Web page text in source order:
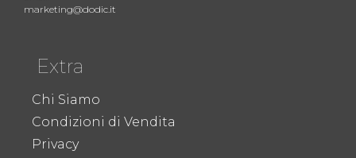
marketing@dodic.it
Extra
Chi Siamo
Condizioni di Vendita
Privacy